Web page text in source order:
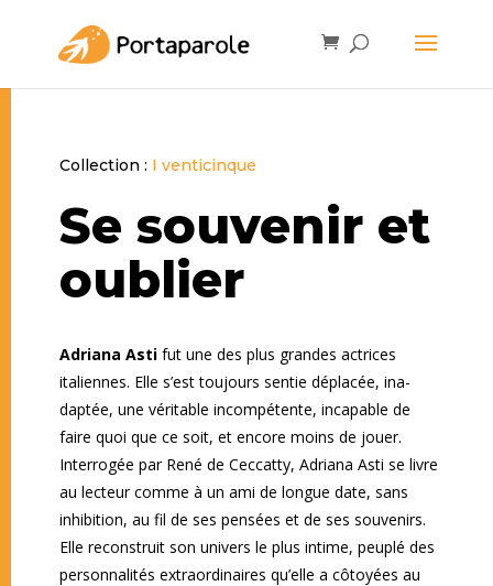
Collection : I venticinque
Se souvenir et
oublier
Adriana Asti fut une des plus grandes actrices
italiennes. Elle s’est toujours sentie déplacée, ina­
daptée, une véritable incompétente, incapable de
faire quoi que ce soit, et encore moins de jouer.
Interrogée par René de Ceccatty, Adriana Asti se livre
au lecteur comme à un ami de longue date, sans
inhibition, au fil de ses pensées et de ses souvenirs.
Elle reconstruit son univers le plus intime, peuplé des
personnalités extraordinaires qu’elle a côtoyées au